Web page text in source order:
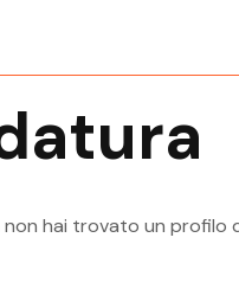
Valsugana
Ricerca
hai trovato un profilo